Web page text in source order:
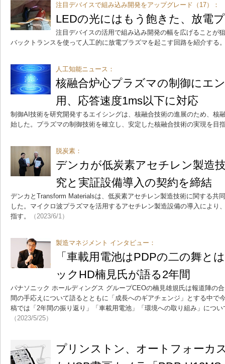
注目デバイスで組み込み開発をアップグレード（17）：
LEDの光にはもう飽きた、放電
注目デバイスの活用で組み込み開発の幅を広げることが
バックトランスを使って人工的に放電プラズマを起こす回路を紹介する
人工知能ニュース：
核融合炉心プラズマの制御にエ
用、応答速度1ms以下に対応
制御AI技術を研究開発するエイシングは、核融合技術の進展のため、核
始した。プラズマの制御技術を確立し、安定した核融合技術の実現を目
脱炭素：
デンカが低炭素アセチレン製造
究と実証設備導入の契約を締結
デンカとTransform Materialsは、低炭素アセチレン製造技術に関する共
した。マイクロ波プラズマを活用するアセチレン製造設備の導入により
指す。
（2023/6/1）
製造マネジメント インタビュー：
「車載用電池はPDPの二の舞と
ックHD楠見氏が語る2年間
パナソニック ホールディングス グループCEOの楠見雄規氏は報道陣の
間の手応えについて語るとともに「成長へのギアチェンジ」とする中で
稿では「2年間の振り返り」「車載用電池」「環境への取り組み」につ
（2023/5/25）
プリンストン、オートフォーカ